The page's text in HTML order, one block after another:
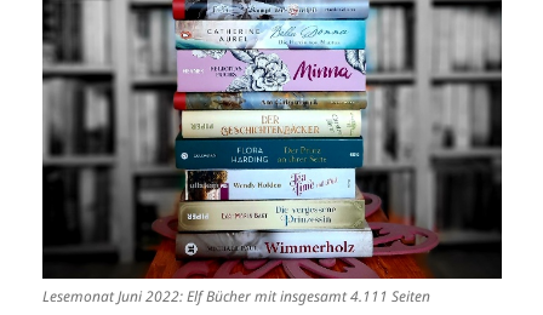
Lesemonat Juni 2022: Elf Bücher mit insgesamt 4.111 Seiten